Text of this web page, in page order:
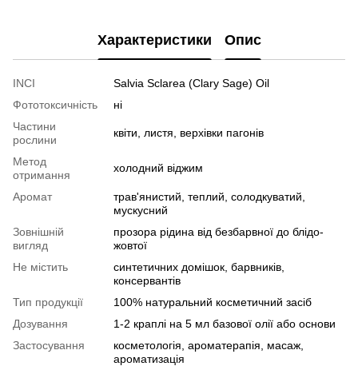
Характеристики Опис
INCI
Salvia Sclarea (Clary Sage) Oil
Фототоксичність
ні
Частини
рослини
квіти, листя, верхівки пагонів
Метод
отримання
холодний віджим
Аромат
трав'янистий, теплий, солодкуватий,
мускусний
Зовнішній
вигляд
прозора рідина від безбарвної до блідо-
жовтої
Не містить
синтетичних домішок, барвників,
консервантів
Тип продукції
100% натуральний косметичний засіб
Дозування
1-2 краплі на 5 мл базової олії або основи
Застосування
косметологія, ароматерапія, масаж,
ароматизація